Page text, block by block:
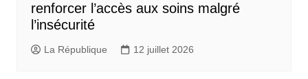
renforcer l’accès aux soins malgré
l’insécurité
La République 12 juillet 2026